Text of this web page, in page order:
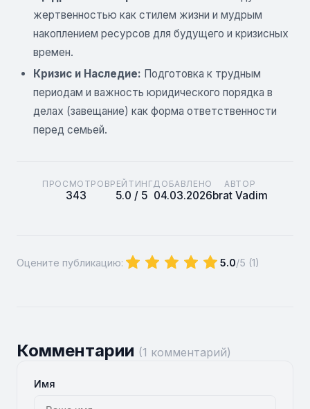
жертвенностью как стилем жизни и мудрым
накоплением ресурсов для будущего и кризисных
времен.
Кризис и Наследие: Подготовка к трудным
периодам и важность юридического порядка в
делах (завещание) как форма ответственности
перед семьей.
ПРОСМОТРОВ
343
РЕЙТИНГ
5.0 / 5
ДОБАВЛЕНО
04.03.2026
АВТОР
brat Vadim
Оцените публикацию: 5.0/5 (1)
Комментарии (1 комментарий)
Имя